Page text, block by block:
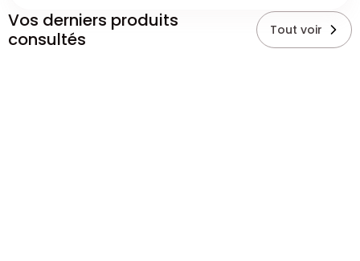
Vos derniers produits
consultés
Tout voir